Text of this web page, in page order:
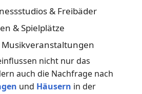
& Freibäder
& Spielplätze
Musikveranstaltungen
nicht nur das
auch die Nachfrage nach
und Häusern in der